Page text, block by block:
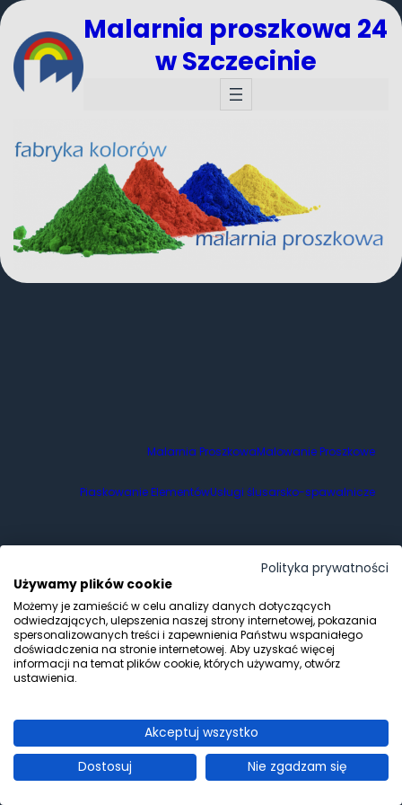
Malarnia proszkowa 24
w Szczecinie
Malarnia ProszkowaMalowanie Proszkowe
Piaskowanie ElementówUsługi ślusarsko-spawalnicze
Fabryka Kolorów
507 083 299
biuro@fabrykakolorow.com
Polityka prywatności
Używamy plików cookie
Możemy je zamieścić w celu analizy danych dotyczących
odwiedzających, ulepszenia naszej strony internetowej, pokazania
spersonalizowanych treści i zapewnienia Państwu wspaniałego
doświadczenia na stronie internetowej. Aby uzyskać więcej
informacji na temat plików cookie, których używamy, otwórz
ustawienia.
Akceptuj wszystko
Dostosuj
Nie zgadzam się